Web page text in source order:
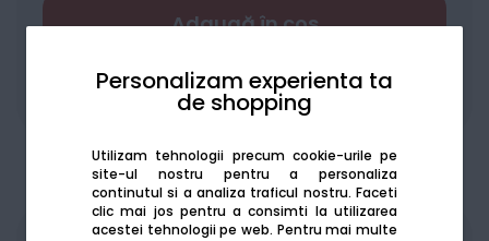
Personalizam experienta ta
de shopping
Utilizam tehnologii precum cookie-urile pe
site-ul nostru pentru a personaliza
continutul si a analiza traficul nostru. Faceti
clic mai jos pentru a consimti la utilizarea
acestei tehnologii pe web. Pentru mai multe
Adaugă în coș
Adaugă la favorite